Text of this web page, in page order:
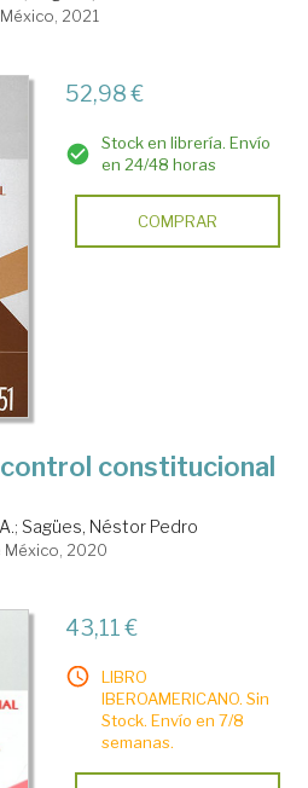
2021
52,98 €
Stock en librería. Envío
en 24/48 horas
COMPRAR
constitucional
; Sagües, Néstor Pedro
México, 2020
43,11 €
LIBRO
IBEROAMERICANO. Sin
Stock. Envío en 7/8
semanas.